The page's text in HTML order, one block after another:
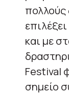
πολλούς
και με
Festival
σημείο